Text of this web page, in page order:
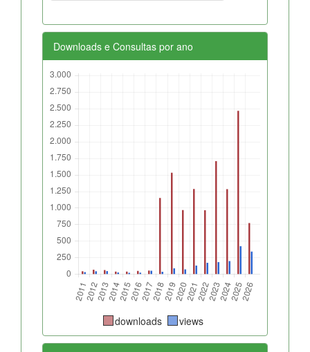
Downloads e Consultas por ano
downloads views